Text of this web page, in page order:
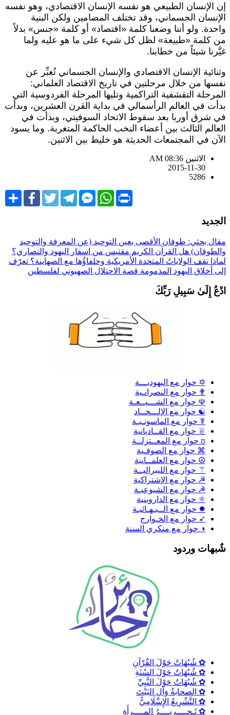
الإنسان الطبيعي هو نفسه الإنسان الاقتصادي، وهو نفسه
الجسماني، وقد تختلف المضامين ولكن البنية
ولو أننا وضعنا كلمة «اقتصاد» أو كلمة «جنس» بدلاً
كلمة «طبيعة» لظل كل شيء على ما هو عليه ولما
شيئاً من خطابنا.
الإنسان الاقتصادي والإنسان الجسماني تُعبِّر عن
من خلال مرحلتين في تاريخ الاقتصاد العلماني:
التقشفية التراكمية وتليها المرحلة الفردوسية التي
في العالم الرأسمالي في بداية القرن العشرين، وبدأت
شرق أوربا بعد سقوط الاتحاد السوفيتي، وبدأت في
الثالث بين أعضاء النخب الحاكمة المتغربة. وما يسود
في المجتمعات الحديثة هو خليط بين الاثنين.
الاثنين AM 08:36
2015-11-30
5286
ShareFacebookTwitterTelegramFacebook
Messenger
WhatsApp Print
بحثي: طوفان الأقصى بعين التوحيد (عن المعرفة والتوحيد
هل القرآن الكريم مقتبس من اسفار اليهود والنصاري؟
تقف الولاياتُ المتحدة الأمريكية وحلفاؤُها مع الصهاينة؟تعرّف
أخلاق اليهود المذمومةقصة الاحتلال الصهيوني لفلسطين
إِلَىٰ سَبِيلِ رَبِّكَ
✡ حوار مع اليهوديـــة
✟ حوار مع النصرانـية
☫ حوار مع الشـــيــعـة
☯ حوار مع الإلـــحــاد
☤ حوار مع الماسونـيـة
♕ حوار مع القــاديانية
ʊ حوار مع المعــتزلــة
⌘ حوار مع الصوفـية
☮ حوار مع العلمــانية
⚚ حوار مع الليبراليــة
☭ حوار مع الإشتراكية
☭ حوار مع الشيوعيـة
⚛ حوار مع الداروينية
✸ حوار مع الــبـهـائيـة
➶ حوار مع الخـوارج
◑ حوار مع منكري السنة
وردود
✿ شُبُهَاتٌ حَوْلَ القُرْآنِ
✿ شُبُهَاتٌ حَوْلَ السُنَةِ
✿ شُبُهَاتٌ حَوْلَ النَّبِيِّ
✿ الصحابةُ وَآلِ البَيْتَ
✿ التَّشْرِيعُ الإِسْلَامِيُّ
✿ تَـحــــريــــرُ المــــرأَةِ